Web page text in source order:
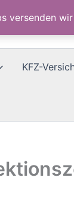
versenden
KFZ-